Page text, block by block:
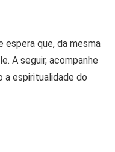
espera que, da mesma
A seguir, acompanhe
a espiritualidade do